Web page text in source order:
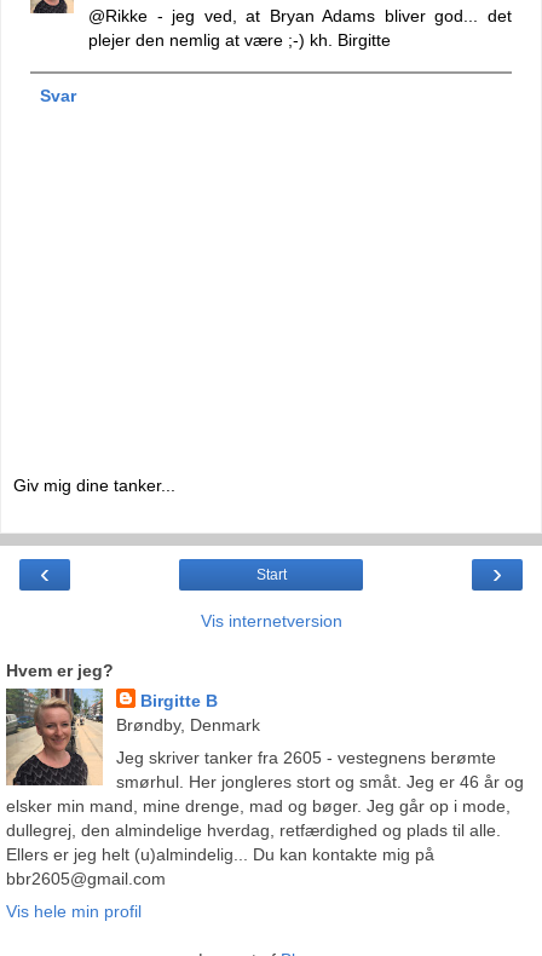
@Rikke - jeg ved, at Bryan Adams bliver god... det
plejer den nemlig at være ;-) kh. Birgitte
Svar
Giv mig dine tanker...
‹ ›
Start
Vis internetversion
Hvem er jeg?
Birgitte B
Brøndby, Denmark
Jeg skriver tanker fra 2605 - vestegnens berømte
smørhul. Her jongleres stort og småt. Jeg er 46 år og
elsker min mand, mine drenge, mad og bøger. Jeg går op i mode,
dullegrej, den almindelige hverdag, retfærdighed og plads til alle.
Ellers er jeg helt (u)almindelig... Du kan kontakte mig på
bbr2605@gmail.com
Vis hele min profil